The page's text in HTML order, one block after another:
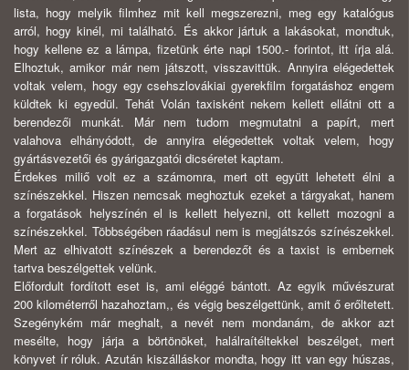
lista, hogy melyik filmhez mit kell megszerezni, meg egy katalógus
arról, hogy kinél, mi található. És akkor jártuk a lakásokat, mondtuk,
hogy kellene ez a lámpa, fizetünk érte napi 1500.- forintot, itt írja alá.
Elhoztuk, amikor már nem játszott, visszavittük. Annyira elégedettek
voltak velem, hogy egy csehszlovákiai gyerekfilm forgatáshoz engem
küldtek ki egyedül. Tehát Volán taxisként nekem kellett ellátni ott a
berendezői munkát. Már nem tudom megmutatni a papírt, mert
valahova elhányódott, de annyira elégedettek voltak velem, hogy
gyártásvezetői és gyárigazgatói dicséretet kaptam.
Érdekes miliő volt ez a számomra, mert ott együtt lehetett élni a
színészekkel. Hiszen nemcsak meghoztuk ezeket a tárgyakat, hanem
a forgatások helyszínén el is kellett helyezni, ott kellett mozogni a
színészekkel. Többségében ráadásul nem is megjátszós színészekkel.
Mert az elhivatott színészek a berendezőt és a taxist is embernek
tartva beszélgettek velünk.
Előfordult fordított eset is, ami eléggé bántott. Az egyik művészurat
200 kilométerről hazahoztam,, és végig beszélgettünk, amit ő erőltetett.
Szegénykém már meghalt, a nevét nem mondanám, de akkor azt
mesélte, hogy járja a börtönöket, halálraítéltekkel beszélget, mert
könyvet ír róluk. Azután kiszálláskor mondta, hogy itt van egy húszas,